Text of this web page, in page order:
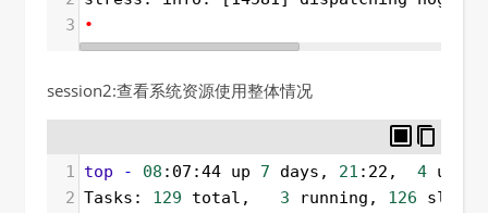
3
•
session2:查看系统资源使用整体情况
1 top - 08 :07:44 up 7 days, 21 :22, 4
2 Tasks: 129 total, 3 running, 126